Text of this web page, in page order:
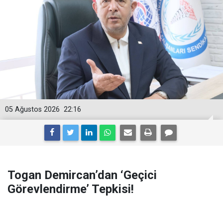
22:16
05 Ağustos 2026
Togan Demircan’dan ‘Geçici
Görevlendirme’ Tepkisi!